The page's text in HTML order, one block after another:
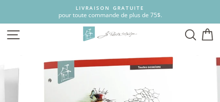
LIVRAISON GRATUITE
pour toute commande de plus de 75$.